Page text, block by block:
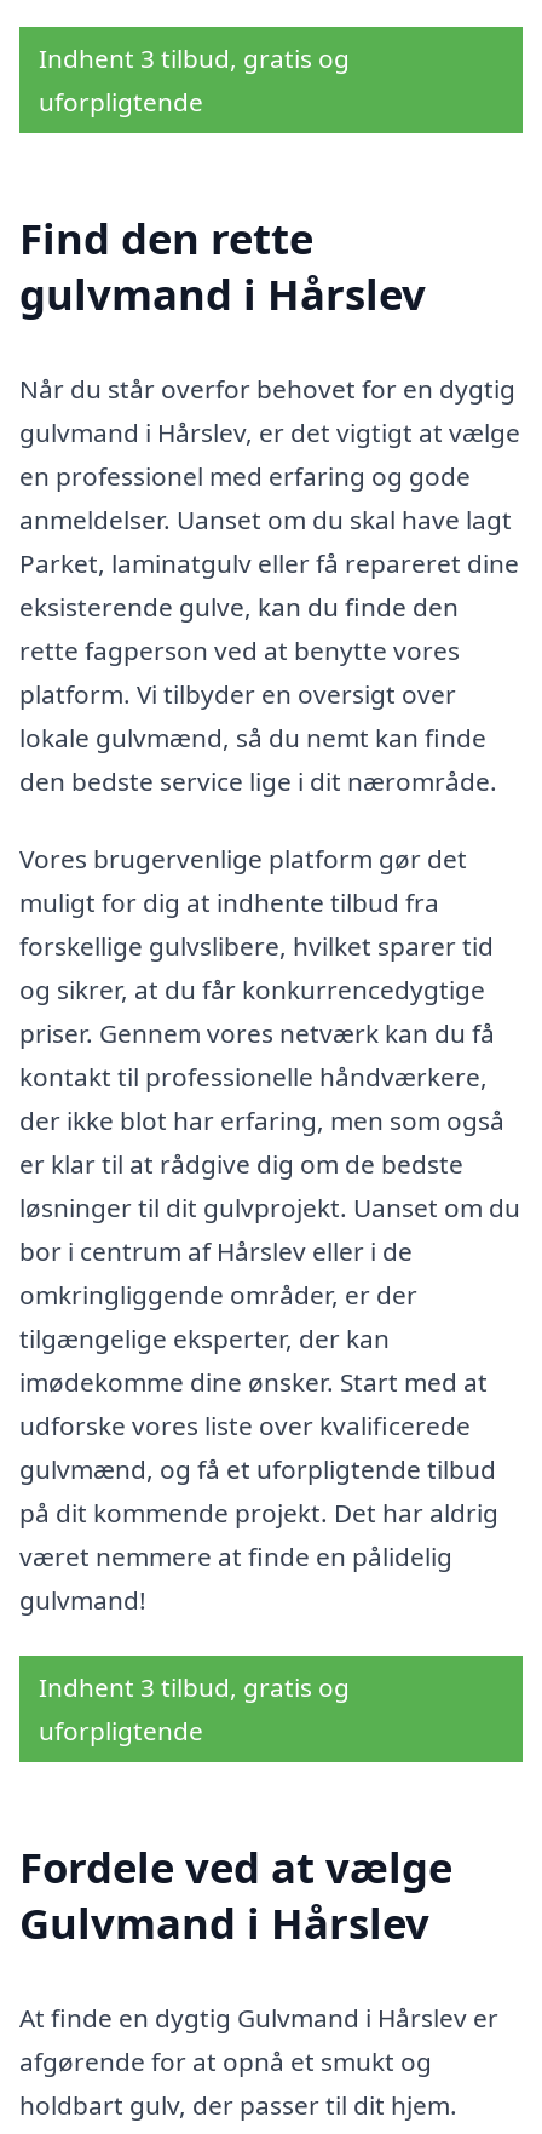
Indhent 3 tilbud, gratis og
uforpligtende
Find den rette
gulvmand i Hårslev
Når du står overfor behovet for en dygtig
gulvmand i Hårslev, er det vigtigt at vælge
en professionel med erfaring og gode
anmeldelser. Uanset om du skal have lagt
Parket, laminatgulv eller få repareret dine
eksisterende gulve, kan du finde den
rette fagperson ved at benytte vores
platform. Vi tilbyder en oversigt over
lokale gulvmænd, så du nemt kan finde
den bedste service lige i dit nærområde.
Vores brugervenlige platform gør det
muligt for dig at indhente tilbud fra
forskellige gulvslibere, hvilket sparer tid
og sikrer, at du får konkurrencedygtige
priser. Gennem vores netværk kan du få
kontakt til professionelle håndværkere,
der ikke blot har erfaring, men som også
er klar til at rådgive dig om de bedste
løsninger til dit gulvprojekt. Uanset om du
bor i centrum af Hårslev eller i de
omkringliggende områder, er der
tilgængelige eksperter, der kan
imødekomme dine ønsker. Start med at
udforske vores liste over kvalificerede
gulvmænd, og få et uforpligtende tilbud
på dit kommende projekt. Det har aldrig
været nemmere at finde en pålidelig
gulvmand!
Indhent 3 tilbud, gratis og
uforpligtende
Fordele ved at vælge
Gulvmand i Hårslev
At finde en dygtig Gulvmand i Hårslev er
afgørende for at opnå et smukt og
holdbart gulv, der passer til dit hjem.